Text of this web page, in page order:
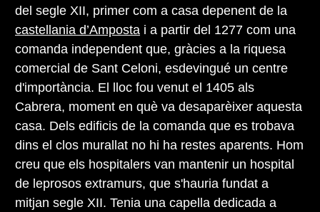
del segle XII, primer com a casa depenent de la
castellania d’Amposta i a partir del 1277 com una
comanda independent que, gràcies a la riquesa
comercial de Sant Celoni, esdevingué un centre
d'importància. El lloc fou venut el 1405 als
Cabrera, moment en què va desaparèixer aquesta
casa. Dels edificis de la comanda que es trobava
dins el clos murallat no hi ha restes aparents. Hom
creu que els hospitalers van mantenir un hospital
de leprosos extramurs, que s'hauria fundat a
mitjan segle XII. Tenia una capella dedicada a